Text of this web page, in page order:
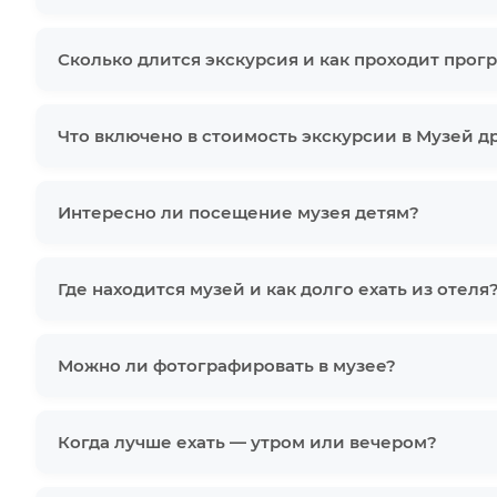
Сколько длится экскурсия и как проходит
Что включено в стоимость экскурсии в Музей
Интересно ли посещение музея детям?
Где находится музей и как долго ехать из отеля?
Можно ли фотографировать в музее?
Когда лучше ехать — утром или вечером?